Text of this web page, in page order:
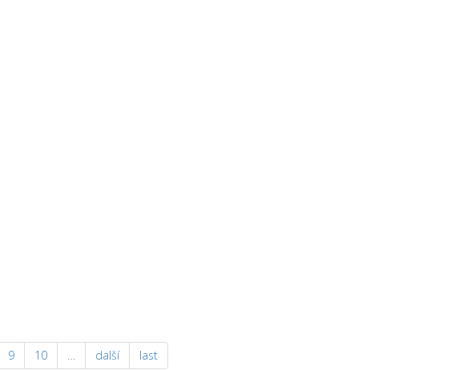
9 10 … další last